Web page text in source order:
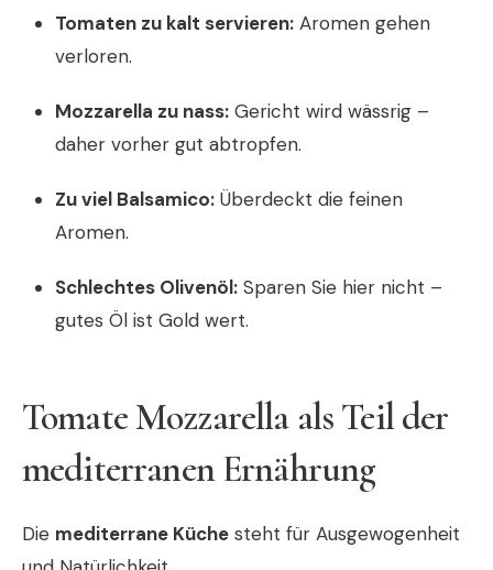
Tomaten zu kalt servieren: Aromen gehen
verloren.
Mozzarella zu nass: Gericht wird wässrig –
daher vorher gut abtropfen.
Zu viel Balsamico: Überdeckt die feinen
Aromen.
Schlechtes Olivenöl: Sparen Sie hier nicht –
gutes Öl ist Gold wert.
Tomate Mozzarella als Teil der
mediterranen Ernährung
Die mediterrane Küche steht für Ausgewogenheit